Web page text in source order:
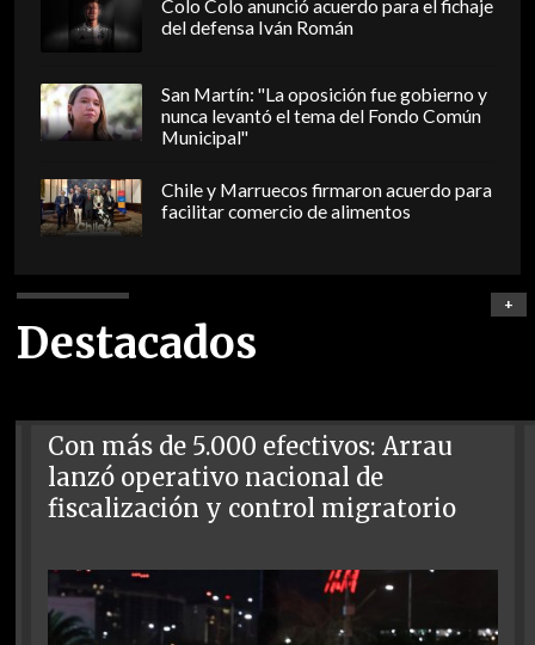
Colo Colo anunció acuerdo para el fichaje
del defensa Iván Román
San Martín: "La oposición fue gobierno y
nunca levantó el tema del Fondo Común
Municipal"
Chile y Marruecos firmaron acuerdo para
facilitar comercio de alimentos
Destacados
+
Con más de 5.000 efectivos: Arrau
lanzó operativo nacional de
fiscalización y control migratorio